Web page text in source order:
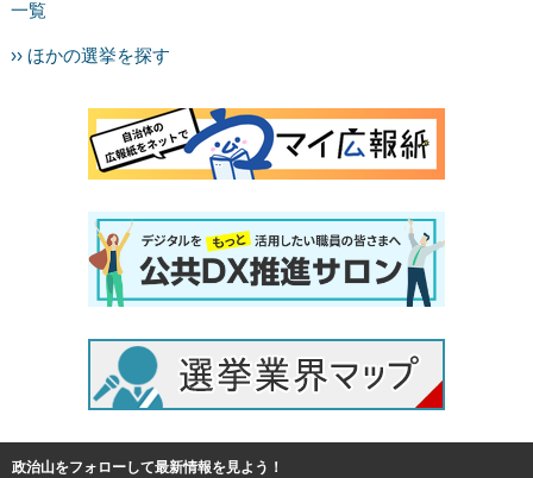
一覧
›› ほかの選挙を探す
政治山をフォローして最新情報を見よう！